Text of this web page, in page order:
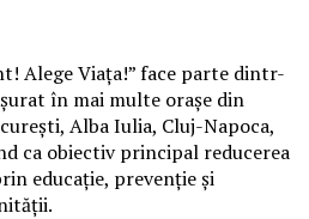
Alege Viața!” face parte dintr-
în mai multe orașe din
Alba Iulia, Cluj-Napoca,
ca obiectiv principal reducerea
educație, prevenție și